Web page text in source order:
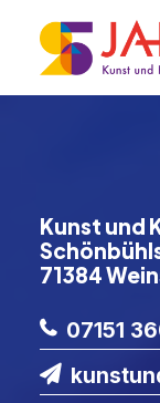
Kunst und
71384
07151